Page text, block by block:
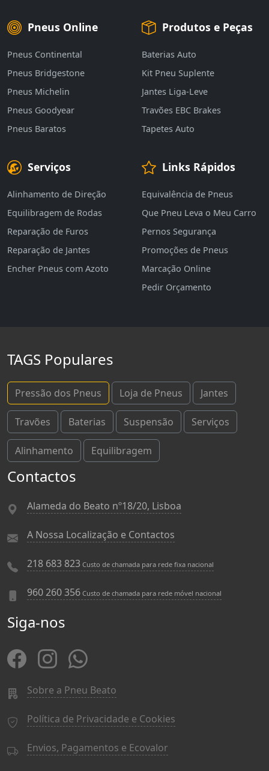
Pneus Online
Pneus Continental
Pneus Bridgestone
Pneus Michelin
Pneus Goodyear
Pneus Baratos
Produtos e Peças
Baterias Auto
Kit Pneu Suplente
Jantes Liga-Leve
Travões EBC Brakes
Tapetes Auto
Serviços
Alinhamento de Direção
Equilibragem de Rodas
Reparação de Furos
Reparação de Jantes
Encher Pneus com Azoto
Links Rápidos
Equivalência de Pneus
Que Pneu Leva o Meu Carro
Pernos Segurança
Promoções de Pneus
Marcação Online
Pedir Orçamento
TAGS Populares
Pressão dos Pneus Loja de Pneus Jantes
Travões Baterias Suspensão Serviços
Alinhamento Equilibragem
Contactos
Alameda do Beato nº18/20, Lisboa
A Nossa Localização e Contactos
218 683 823 Custo de chamada para rede fixa nacional
960 260 356 Custo de chamada para rede móvel nacional
Siga-nos
Sobre a Pneu Beato
Política de Privacidade e Cookies
Envios, Pagamentos e Ecovalor